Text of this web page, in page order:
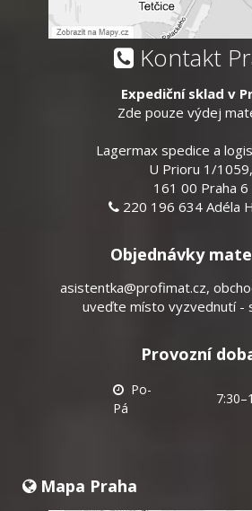
Kontakt
Expediční sklad v
Zde pouze výdej
Lagermax spedice a
U Prioru 1/1059,
161 00 Praha 6
220 196 634 Adéla
Objednávky
asistentka@profimat.cz,
uveďte místo vyzvednutí -
Provozní
Po-
Pá
Mapa Praha